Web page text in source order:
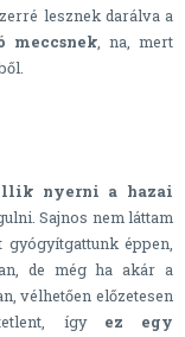
lesznek darálva a
meccsnek , na, mert
nyerni a hazai
Sajnos nem láttam
gyógyítgattunk éppen,
de még ha akár a
vélhetően előzetesen
így ez egy